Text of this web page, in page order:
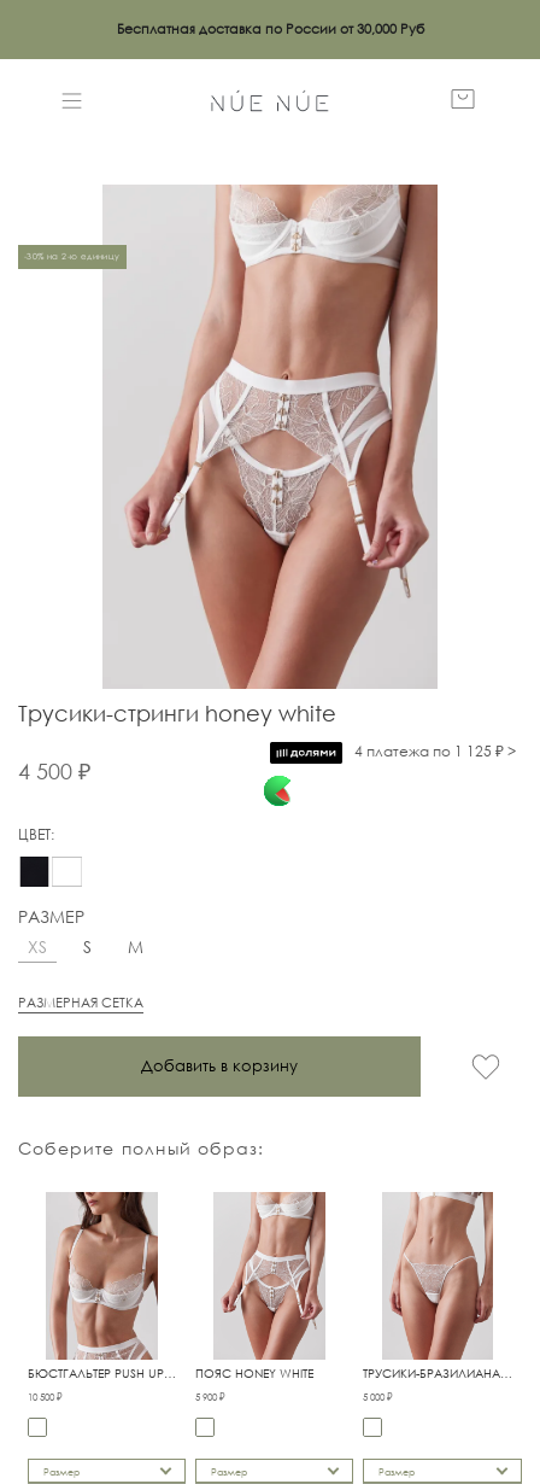
Бесплатная доставка по России от 30,000 Руб
-30% на 2-ю единицу
Трусики-стринги honey white
4 500 ₽
4 платежа по 1 125 ₽ >
ЦВЕТ:
РАЗМЕР
XS
S M
РАЗМЕРНАЯ СЕТКА
Добавить в корзину
Соберите полный образ:
БЮСТГАЛЬТЕР PUSH UP
HONEY WHITE
10 500 ₽
Размер
ПОЯС HONEY WHITE
5 900 ₽
Размер
ТРУСИКИ-БРАЗИЛИАНА
HONEY WHITE
5 000 ₽
Размер